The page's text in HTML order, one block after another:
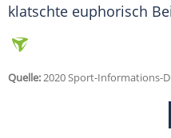
klatschte euphorisch
Quelle:2020 Sport-Informations-